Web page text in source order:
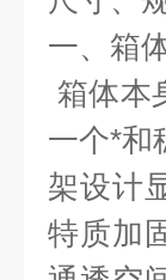
一、箱
箱体本
一个*和
架设计
特质加